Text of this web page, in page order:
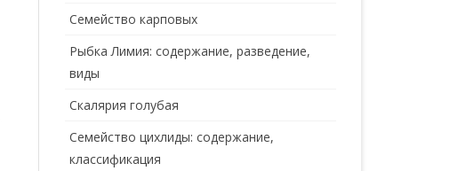
Семейство карповых
Рыбка Лимия: содержание, разведение,
виды
Скалярия голубая
Семейство цихлиды: содержание,
классификация